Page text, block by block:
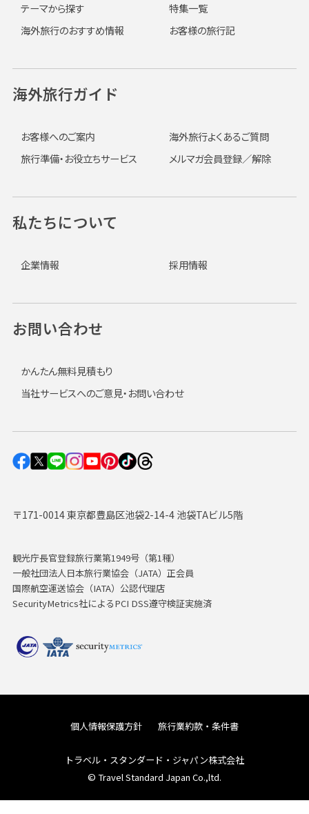
〒171-0014 東京都豊島区池袋2-14-4 池袋TAビル5階
観光庁長官登録旅行業第1949号（第1種）
一般社団法人日本旅行業協会（JATA）正会員
国際航空運送協会（IATA）公認代理店
SecurityMetrics社によるPCI DSS遵守検証実施済
テーマから探す
特集一覧
海外旅行のおすすめ情報
お客様の旅行記
海外旅行ガイド
お客様へのご案内
海外旅行よくあるご質問
旅行準備・お役立ちサービス
メルマガ会員登録／解除
私たちについて
企業情報 採用情報
お問い合わせ
かんたん無料見積もり
当社サービスへのご意見・お問い合わせ
個人情報保護方針 旅行業約款・条件書
トラベル・スタンダード・ジャパン株式会社
© Travel Standard Japan Co.,ltd.